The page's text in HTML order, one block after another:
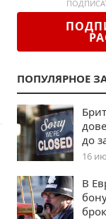
ПОПУЛЯРНОЕ
до
16
В